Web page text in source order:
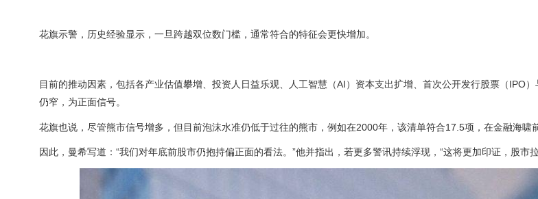
花旗示警，历史经验显示，一旦跨越双位数门槛，通常符合的特征会更快增加。
目前的推动因素，包括各产业估值攀增、投资人日益乐观、人工智慧（AI）资本支出扩增、首次公开发行股票（IPO
仍窄，为正面信号。
花旗也说，尽管熊市信号增多，但目前泡沫水准仍低于过往的熊市，例如在2000年，该清单符合17.5项，在金融海啸
因此，曼希写道：“我们对年底前股市仍抱持偏正面的看法。”他并指出，若更多警讯持续浮现，“这将更加印证，股市